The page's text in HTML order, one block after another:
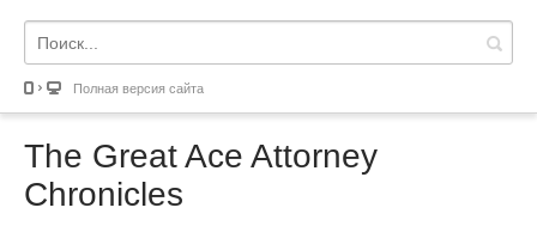
Полная версия сайта
The Great Ace Attorney
Chronicles